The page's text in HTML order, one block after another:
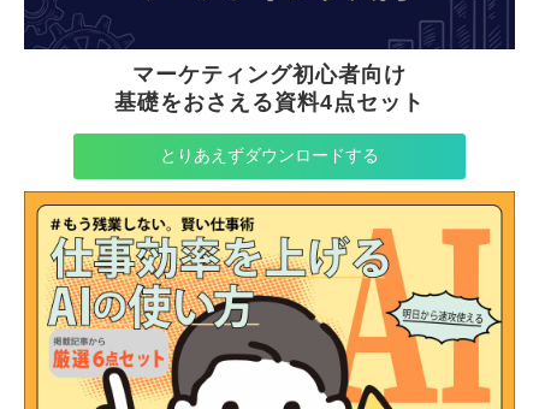
マーケティング初心者向け
基礎をおさえる資料4点セット
とりあえずダウンロードする